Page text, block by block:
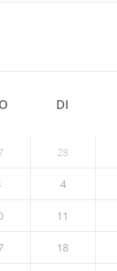
DI
28
4
11
18